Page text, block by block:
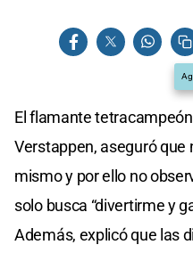
El flamante
Verstappen, aseguró que
mismo y por ello no
solo busca “divertirme y
Además, explicó que las